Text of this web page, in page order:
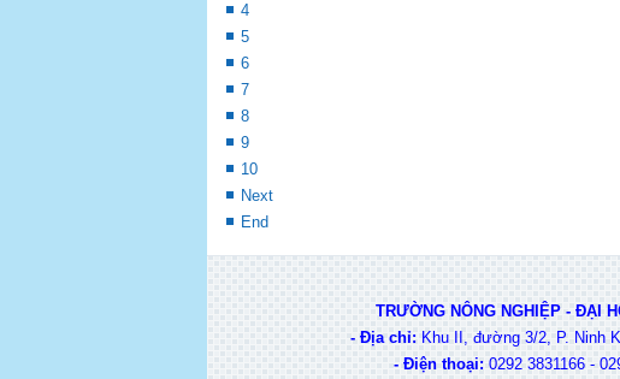
4
5
6
7
8
9
10
Next
End
TRƯỜNG NÔNG NGHIỆP - ĐẠI
- Địa chỉ: Khu II, đường 3/2, P. Ninh
- Điện thoại: 0292 3831166 -